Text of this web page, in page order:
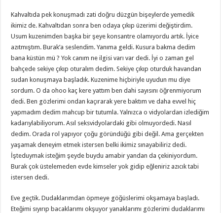
Kahvaltıda pek konuşmadı zati doğru düzgün bişeylerde yemedik
ikimiz de. Kahvaltıdan sonra ben odaya çıkıp üzerimi değiştirdim.
Usum kuzenimden başka bir şeye konsantre olamıyordu artık. İyice
azıtmıştım. Burak’a seslendim. Yanıma geldi. Kusura bakma dedim
bana küstün mü ? Yok canım ne ilgisi varı var dedi. İyi o zaman gel
bahçede sekiye çıkıp oturalım dedim. Sekiye çıkıp oturduk havandan
sudan konuşmaya başladık. Kuzenime hiçbiriyle uyudun mu diye
sordum. O da ohoo kaç kere yattım ben dahi sayısını öğrenmiyorum
dedi. Ben gözlerimi ondan kaçırarak yere baktım ve daha evvel hiç
yapmadım dedim mahcup bir tutumla. Yalnızca o vidyolardan izlediğim
kadarıylabiliyorum. Asıl seksvidyolardaki gibi olmuyordedi. Nasıl
dedim. Orada rol yapıyor çoğu göründüğü gibi değil. Ama gerçekten
yaşamak deneyim etmek istersen belki ikimiz sınayabiliriz dedi.
İşteduymak isteğim şeyde buydu amabir yandan da çekiniyordum.
Burak çok üstelemeden evde kimseler yok gidip eğleniriz azıcık tabi
istersen dedi.
Eve geçtik. Dudaklarımdan öpmeye göğüslerimi okşamaya başladı.
Eteğimi sıyırıp bacaklarımı okşuyor yanaklarımı gözlerimi dudaklarımı